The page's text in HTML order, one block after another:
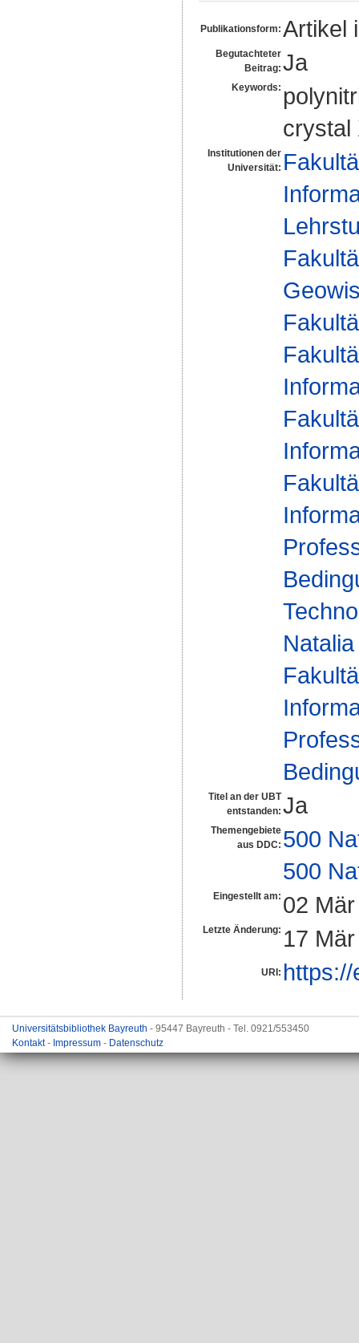
Publikationsform: Artikel
Begutachteter
Beitrag: Ja
Keywords:
crystal
Institutionen der
Universität:
Titel an der UBT
entstanden: Ja
Themengebiete
aus DDC: 500
500
Eingestellt am: 02
Letzte Änderung: 17
URI:
Universitätsbibliothek Bayreuth - 95447 Bayreuth - Tel. 0921/553450
Kontakt- Impressum - Datenschutz